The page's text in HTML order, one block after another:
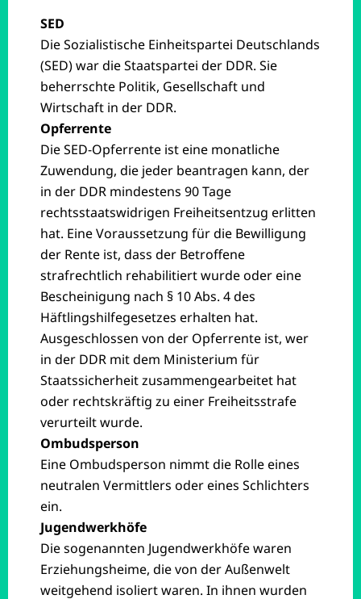
SED
Die Sozialistische Einheitspartei Deutschlands
(SED) war die Staatspartei der DDR. Sie
beherrschte Politik, Gesellschaft und
Wirtschaft in der DDR.
Opferrente
Die SED-Opferrente ist eine monatliche
Zuwendung, die jeder beantragen kann, der
in der DDR mindestens 90 Tage
rechtsstaatswidrigen Freiheitsentzug erlitten
hat. Eine Voraussetzung für die Bewilligung
der Rente ist, dass der Betroffene
strafrechtlich rehabilitiert wurde oder eine
Bescheinigung nach § 10 Abs. 4 des
Häftlingshilfegesetzes erhalten hat.
Ausgeschlossen von der Opferrente ist, wer
in der DDR mit dem Ministerium für
Staatssicherheit zusammengearbeitet hat
oder rechtskräftig zu einer Freiheitsstrafe
verurteilt wurde.
Ombudsperson
Eine Ombudsperson nimmt die Rolle eines
neutralen Vermittlers oder eines Schlichters
ein.
Jugendwerkhöfe
Die sogenannten Jugendwerkhöfe waren
Erziehungsheime, die von der Außenwelt
weitgehend isoliert waren. In ihnen wurden